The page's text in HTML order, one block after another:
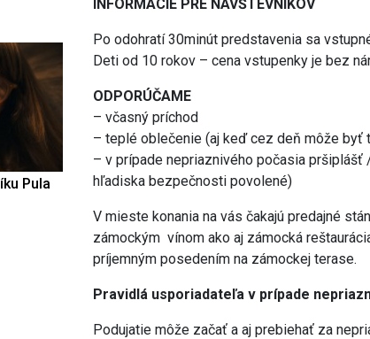
Pula
INFORMÁCIE PRE NÁVŠTEVNÍKOV
Po odohratí 30minút predstavenia sa
Deti od 10 rokov – cena vstupenky je bez
ODPORÚČAME
– včasný príchod
– teplé oblečenie (aj keď cez deň môže byť
– v prípade nepriaznivého počasia pršiplášť
hľadiska bezpečnosti povolené)
V mieste konania na vás čakajú predajné
zámockým vínom ako aj zámocká
príjemným posedením na zámockej terase.
Pravidlá usporiadateľa v prípade
Podujatie môže začať a aj prebiehať za